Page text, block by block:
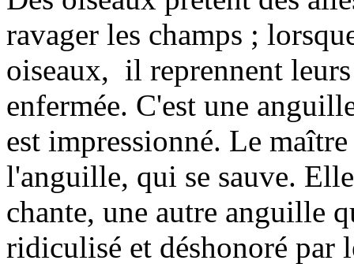
ravager les champs ;
oiseaux, il reprennent
enfermée. C'est une
est impressionné. Le
l'anguille, qui se sauve.
chante, une autre anguille
ridiculisé et déshonoré par